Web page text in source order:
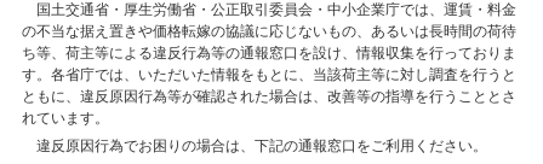
国土交通省・厚生労働省・公正取引委員会・中小企業庁では、運賃・料金
の不当な据え置きや価格転嫁の協議に応じないもの、あるいは長時間の荷待
ち等、荷主等による違反行為等の通報窓口を設け、情報収集を行っておりま
す。各省庁では、いただいた情報をもとに、当該荷主等に対し調査を行うと
ともに、違反原因行為等が確認された場合は、改善等の指導を行うこととさ
れています。
違反原因行為でお困りの場合は、下記の通報窓口をご利用ください。